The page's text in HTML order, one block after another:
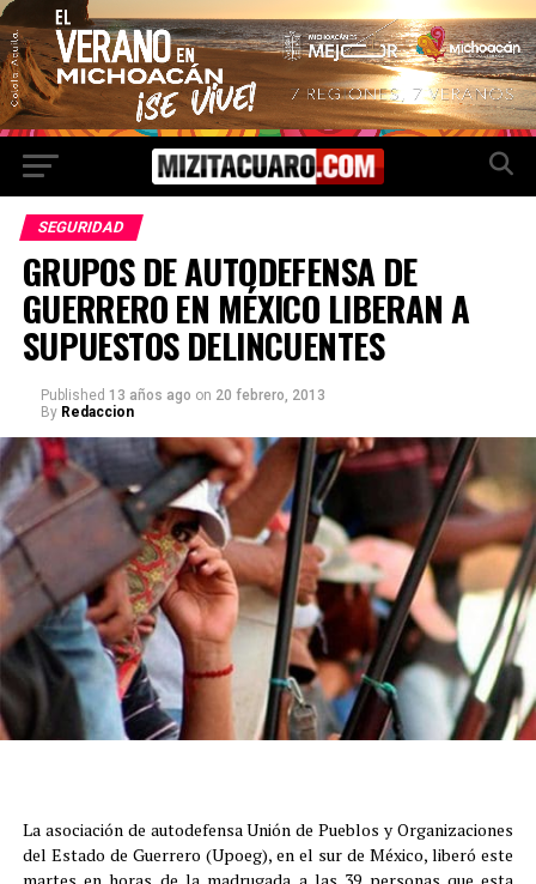
SEGURIDAD
GRUPOS DE AUTODEFENSA DE
GUERRERO EN MÉXICO LIBERAN A
SUPUESTOS DELINCUENTES
Published 13 años ago on 20 febrero, 2013
By Redaccion
La asociación de autodefensa Unión de Pueblos y Organizaciones
del Estado de Guerrero (Upoeg), en el sur de México, liberó este